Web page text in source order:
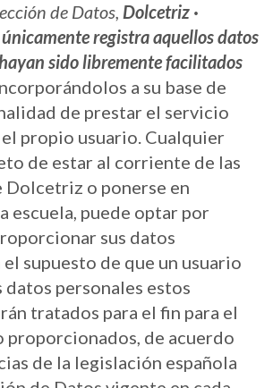
de Datos, Dolcetriz ·
registra aquellos datos
sido libremente facilitados
a su base de
de prestar el servicio
propio usuario. Cualquier
de estar al corriente de las
Dolcetriz o ponerse en
escuela, puede optar por
sus datos
el supuesto de que un usuario
personales estos
tratados para el fin para el
proporcionados, de acuerdo
de la legislación española